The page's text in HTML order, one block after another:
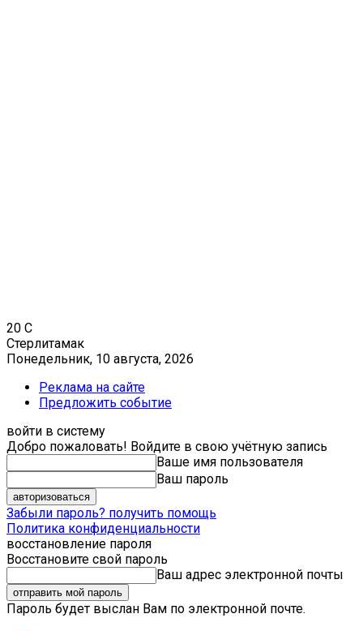
20 C
Стерлитамак
Понедельник, 10 августа, 2026
Реклама на сайте
Предложить событие
войти в систему
Добро пожаловать! Войдите в свою учётную запись
Ваше имя пользователя
Ваш пароль
Забыли пароль? получить помощь
Политика конфиденциальности
восстановление пароля
Восстановите свой пароль
Ваш адрес электронной почты
Пароль будет выслан Вам по электронной почте.